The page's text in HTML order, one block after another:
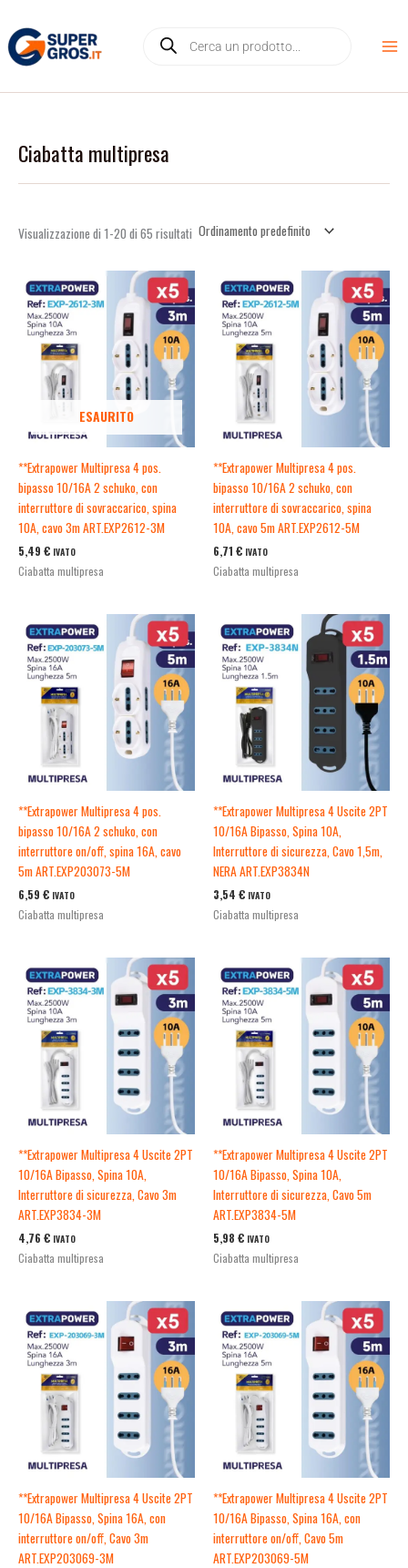
contenuto
search
i
s
i
b
l
Ciabatta multipresa
Visualizzazione di 1-20 di 65 risultati
ESAURITO
**Extrapower Multipresa 4 pos.
bipasso 10/16A 2 schuko, con
interruttore di sovraccarico, spina
10A, cavo 3m ART.EXP2612-3M
5,49 € IVATO
Ciabatta multipresa
**Extrapower Multipresa 4 pos.
bipasso 10/16A 2 schuko, con
interruttore di sovraccarico, spina
10A, cavo 5m ART.EXP2612-5M
6,71 € IVATO
Ciabatta multipresa
**Extrapower Multipresa 4 pos.
bipasso 10/16A 2 schuko, con
interruttore on/off, spina 16A, cavo
5m ART.EXP203073-5M
6,59 € IVATO
Ciabatta multipresa
**Extrapower Multipresa 4 Uscite 2PT
10/16A Bipasso, Spina 10A,
Interruttore di sicurezza, Cavo 1,5m,
NERA ART.EXP3834N
3,54 € IVATO
Ciabatta multipresa
**Extrapower Multipresa 4 Uscite 2PT
10/16A Bipasso, Spina 10A,
Interruttore di sicurezza, Cavo 3m
ART.EXP3834-3M
4,76 € IVATO
Ciabatta multipresa
**Extrapower Multipresa 4 Uscite 2PT
10/16A Bipasso, Spina 10A,
Interruttore di sicurezza, Cavo 5m
ART.EXP3834-5M
5,98 € IVATO
Ciabatta multipresa
**Extrapower Multipresa 4 Uscite 2PT
10/16A Bipasso, Spina 16A, con
interruttore on/off, Cavo 3m
ART.EXP203069-3M
**Extrapower Multipresa 4 Uscite 2PT
10/16A Bipasso, Spina 16A, con
interruttore on/off, Cavo 5m
ART.EXP203069-5M